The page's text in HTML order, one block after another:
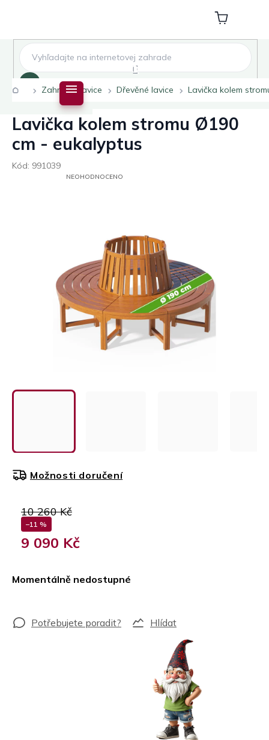
Nákupní
košík
DomůZahradní lavice Dřevěné lavice Lavička kolem
Lavička kolem stromu Ø190
cm - eukalyptus
Kód: 991039
PRŮMĚRNÉNEOHODNOCENO
10 260 Kč
–11 %
9 090 Kč
Momentálně nedostupné
Možnosti doručení
Hlídat